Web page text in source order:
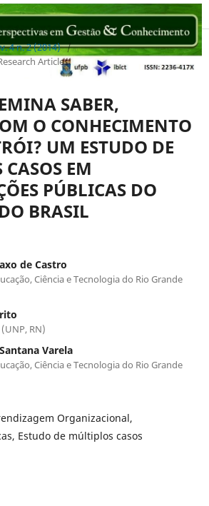
v. 4 n. 2 (2014) /
Articles
SABER,
O CONHECIMENTO
UM ESTUDO DE
EM
PÚBLICAS DO
BRASIL
de Castro
Ciência e Tecnologia do Rio Grande
RN)
Varela
Ciência e Tecnologia do Rio Grande
Organizacional,
Estudo de múltiplos casos